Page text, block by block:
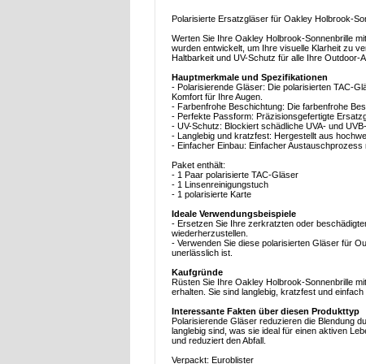
Polarisierte Ersatzgläser für Oakley Holbrook-
Werten Sie Ihre Oakley Holbrook-Sonnenbrille
wurden entwickelt, um Ihre visuelle Klarheit zu
Haltbarkeit und UV-Schutz für alle Ihre Outdoor-
Hauptmerkmale und Spezifikationen
- Polarisierende Gläser: Die polarisierten TAC-
Komfort für Ihre Augen.
- Farbenfrohe Beschichtung: Die farbenfrohe
- Perfekte Passform: Präzisionsgefertigte
- UV-Schutz: Blockiert schädliche UVA- und
- Langlebig und kratzfest: Hergestellt aus
- Einfacher Einbau: Einfacher
Paket enthält:
- 1 Paar polarisierte TAC-Gläser
- 1 Linsenreinigungstuch
- 1 polarisierte Karte
Ideale Verwendungsbeispiele
- Ersetzen Sie Ihre zerkratzten oder
wiederherzustellen.
- Verwenden Sie diese polarisierten Gläser für
unerlässlich ist.
Kaufgründe
Rüsten Sie Ihre Oakley Holbrook-Sonnenbrille
erhalten. Sie sind langlebig, kratzfest und
Interessante Fakten über diesen Produkttyp
Polarisierende Gläser reduzieren die Blendung
langlebig sind, was sie ideal für einen aktiven
und reduziert den Abfall.
Verpackt: Euroblister